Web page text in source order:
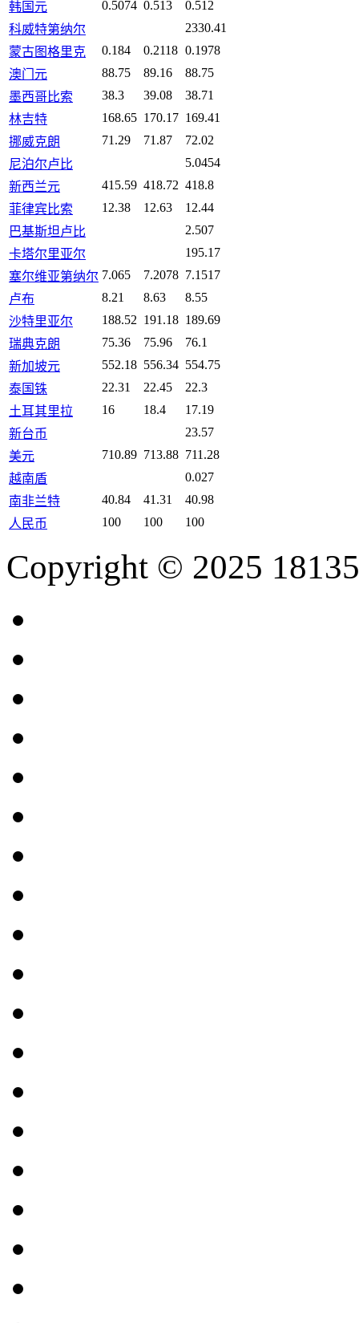
韩国元 0.5074 0.513
0.512
科威特第纳尔
2330.41
蒙古图格里克
0.184 0.2118 0.1978
澳门元
88.75 89.16
88.75
墨西哥比索
38.3 39.08
38.71
林吉特
168.65 170.17 169.41
挪威克朗
71.29 71.87
72.02
尼泊尔卢比
5.0454
新西兰元
415.59 418.72 418.8
菲律宾比索
12.38 12.63
12.44
巴基斯坦卢比
2.507
卡塔尔里亚尔
195.17
塞尔维亚第纳尔 7.065 7.2078 7.1517
卢布
8.21 8.63
8.55
沙特里亚尔
188.52 191.18 189.69
瑞典克朗
75.36 75.96
76.1
新加坡元
552.18 556.34 554.75
泰国铢
22.31 22.45
22.3
土耳其里拉
16 18.4
17.19
新台币
23.57
美元
710.89 713.88 711.28
越南盾
0.027
南非兰特
40.84 41.31
40.98
人民币
100 100 100
Copyright © 2025